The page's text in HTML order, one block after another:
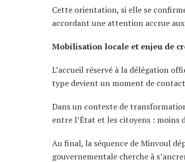
Cette orientation, si elle se
accordant une attention accrue
Mobilisation locale et enjeu de
L’accueil réservé à la délégation
type devient un moment de contact
Dans un contexte de
entre l’État et les citoyens : moins
Au final, la séquence de Minvoul
gouvernementale cherche à